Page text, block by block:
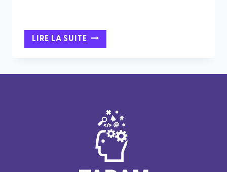
LIRE LA SUITEDES
IDÉES
OUTILS
RETOUR
SUR
MEDIA
EDUKATHON